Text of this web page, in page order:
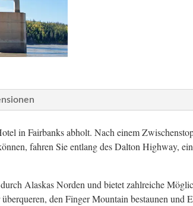
in Fairbanks abholt. Nach einem
fahren Sie entlang des Dalton Highway,
Alaskas Norden und bietet zahlreiche
den Finger Mountain bestaunen und